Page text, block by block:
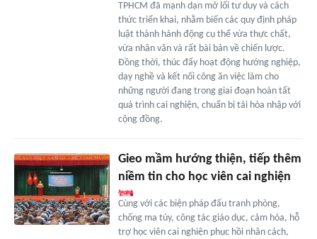
TPHCM đã mạnh dạn mở lối tư duy và cách
thức triển khai, nhằm biến các quy định pháp
luật thành hành động cụ thể vừa thực chất,
vừa nhân văn và rất bài bản về chiến lược.
Đồng thời, thúc đẩy hoạt động hướng nghiệp,
dạy nghề và kết nối công ăn việc làm cho
những người đang trong giai đoạn hoàn tất
quá trình cai nghiện, chuẩn bị tái hòa nhập với
cộng đồng.
Gieo mầm hướng thiện, tiếp thêm
niềm tin cho học viên cai nghiện
Cùng với các biện pháp đấu tranh phòng,
chống ma túy, công tác giáo dục, cảm hóa, hỗ
trợ học viên cai nghiện phục hồi nhân cách,